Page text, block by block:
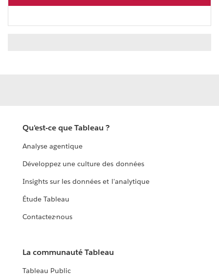
Video
Qu'est-ce que Tableau ?
Analyse agentique
Développez une culture des données
Insights sur les données et l'analytique
Étude Tableau
Contactez-nous
La communauté Tableau
Tableau Public